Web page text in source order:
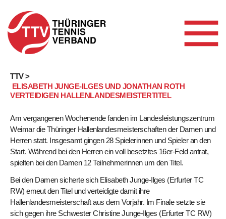
Skip
content
TTV >
ELISABETH JUNGE-ILGES UND JONATHAN ROTH
VERTEIDIGEN HALLENLANDESMEISTERTITEL
Am vergangenen Wochenende fanden im Landesleistungszentrum
Weimar die Thüringer Hallenlandesmeisterschaften der Damen und
Herren statt. Insgesamt gingen 28 Spielerinnen und Spieler an den
Start. Während bei den Herren ein voll besetztes 16er-Feld antrat,
spielten bei den Damen 12 Teilnehmerinnen um den Titel.
Bei den Damen sicherte sich Elisabeth Junge-Ilges (Erfurter TC
RW) erneut den Titel und verteidigte damit ihre
Hallenlandesmeisterschaft aus dem Vorjahr. Im Finale setzte sie
sich gegen ihre Schwester Christine Junge-Ilges (Erfurter TC RW)